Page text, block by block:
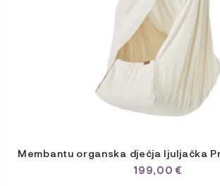
Membantu organska dječja ljuljačka
199,00€